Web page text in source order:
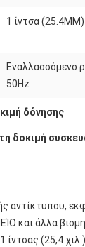
1 ίντσα
Εναλλασσόμενο
50Hz
δόνησης
δοκιμή
αντίκτυπου,
και άλλα
(25,4